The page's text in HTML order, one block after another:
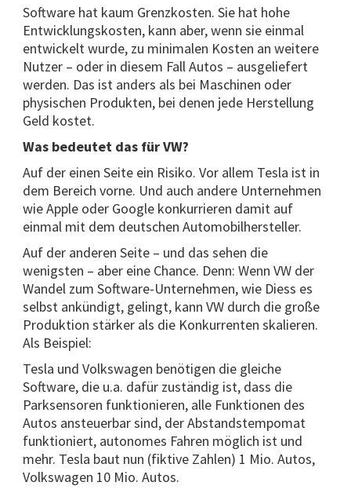
Software hat kaum Grenzkosten. Sie hat hohe
Entwicklungskosten, kann aber, wenn sie einmal
entwickelt wurde, zu minimalen Kosten an weitere
Nutzer – oder in diesem Fall Autos – ausgeliefert
werden. Das ist anders als bei Maschinen oder
physischen Produkten, bei denen jede Herstellung
Geld kostet.
Was bedeutet das für VW?
Auf der einen Seite ein Risiko. Vor allem Tesla ist in
dem Bereich vorne. Und auch andere Unternehmen
wie Apple oder Google konkurrieren damit auf
einmal mit dem deutschen Automobilhersteller.
Auf der anderen Seite – und das sehen die
wenigsten – aber eine Chance. Denn: Wenn VW der
Wandel zum Software-Unternehmen, wie Diess es
selbst ankündigt, gelingt, kann VW durch die große
Produktion stärker als die Konkurrenten skalieren.
Als Beispiel:
Tesla und Volkswagen benötigen die gleiche
Software, die u.a. dafür zuständig ist, dass die
Parksensoren funktionieren, alle Funktionen des
Autos ansteuerbar sind, der Abstandstempomat
funktioniert, autonomes Fahren möglich ist und
mehr. Tesla baut nun (fiktive Zahlen) 1 Mio. Autos,
Volkswagen 10 Mio. Autos.